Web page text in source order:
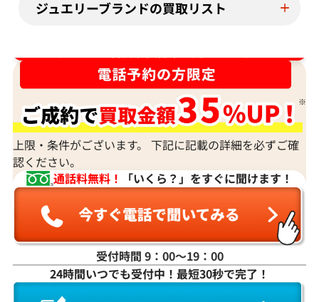
ジュエリーブランドの買取リスト
上限・条件がございます。 下記に記載の詳細を必ずご確
認ください。
通話料無料！
「いくら？」をすぐに聞けます！
受付時間 9：00〜19：00
24時間いつでも受付中！最短30秒で完了！